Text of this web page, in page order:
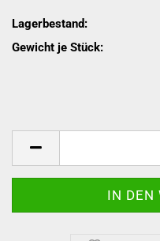
Lagerbestand:
Gewicht je Stück: